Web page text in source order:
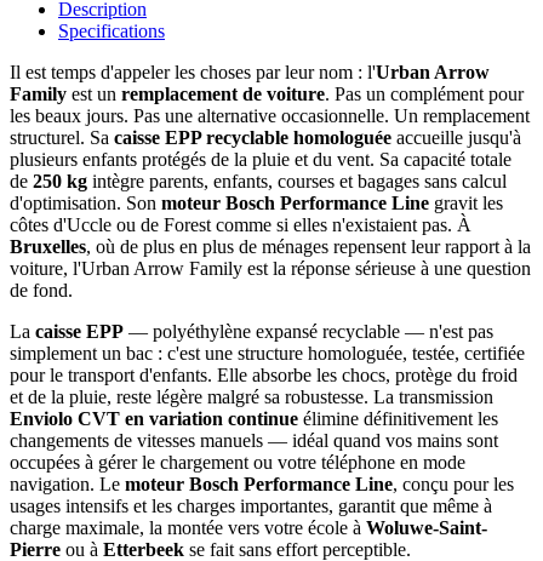
Description
Specifications
Il est temps d'appeler les choses par leur nom : l'Urban Arrow
Family est un remplacement de voiture. Pas un complément pour
les beaux jours. Pas une alternative occasionnelle. Un remplacement
structurel. Sa caisse EPP recyclable homologuée accueille jusqu'à
plusieurs enfants protégés de la pluie et du vent. Sa capacité totale
de 250 kg intègre parents, enfants, courses et bagages sans calcul
d'optimisation. Son moteur Bosch Performance Line gravit les
côtes d'Uccle ou de Forest comme si elles n'existaient pas. À
Bruxelles, où de plus en plus de ménages repensent leur rapport à la
voiture, l'Urban Arrow Family est la réponse sérieuse à une question
de fond.
La caisse EPP — polyéthylène expansé recyclable — n'est pas
simplement un bac : c'est une structure homologuée, testée, certifiée
pour le transport d'enfants. Elle absorbe les chocs, protège du froid
et de la pluie, reste légère malgré sa robustesse. La transmission
Enviolo CVT en variation continue élimine définitivement les
changements de vitesses manuels — idéal quand vos mains sont
occupées à gérer le chargement ou votre téléphone en mode
navigation. Le moteur Bosch Performance Line, conçu pour les
usages intensifs et les charges importantes, garantit que même à
charge maximale, la montée vers votre école à Woluwe-Saint-
Pierre ou à Etterbeek se fait sans effort perceptible.